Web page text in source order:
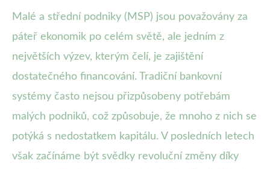
Malé a střední podniky (MSP) jsou považovány za
páteř ekonomik po celém světě, ale jedním z
největších výzev, kterým čelí, je zajištění
dostatečného financování. Tradiční bankovní
systémy často nejsou přizpůsobeny potřebám
malých podniků, což způsobuje, že mnoho z nich se
potýká s nedostatkem kapitálu. V posledních letech
však začínáme být svědky revoluční změny díky